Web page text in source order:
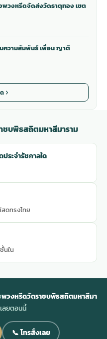
วงหรีดจัดส่งวัดธาตุทอง เขต
บความสัมพันธ์ เพื่อน ญาติ
บพิธสถิตมหาสีมาราม
ระจำรัชกาลใด
ดทรงไทย
นใน
พวงหรีดวัดราชบพิธสถิตมหาสีมา
ยตอนนี้
📞 โทรสั่งเลย